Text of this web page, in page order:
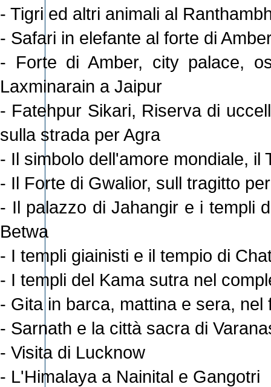
- Tigri ed altri animali al
- Safari in elefante al forte di
- Forte di Amber, city palace,
Laxminarain a Jaipur
- Fatehpur Sikari, Riserva di
sulla strada per Agra
- Il simbolo dell'amore mondiale, il
- Il Forte di Gwalior, sull tragitto
- Il palazzo di Jahangir e i templi
Betwa
- I templi giainisti e il tempio di
- I templi del Kama sutra nel
- Gita in barca, mattina e sera,
- Sarnath e la città sacra di
- Visita di Lucknow
- L'Himalaya a Nainital e Gangotri